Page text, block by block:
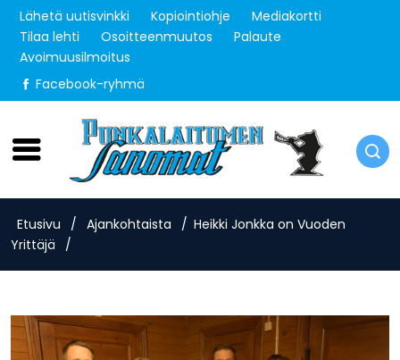
Lähetä uutisvinkki Kopiointiohje
Mediakortti
Tilaa lehti
Osoitteenmuutos
Palaute
Avoimuusilmoitus
Facebook-ryhmä
Lauantai 8.8.2026
Etusivu / Ajankohtaista / Heikki Jonkka on Vuoden
Yrittäjä
/